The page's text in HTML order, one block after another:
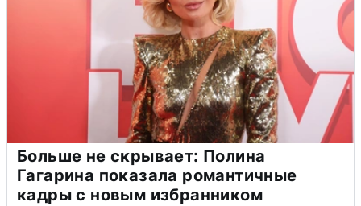
Больше не скрывает: Полина
Гагарина показала романтичные
кадры с новым избранником